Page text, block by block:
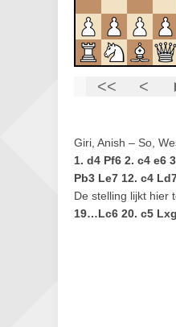
Giri, Anish – So,
1. d4 Pf6 2. c4 e6
Pb3 Le7 12. c4
De stelling lijkt hier
19…Lc6 20. c5